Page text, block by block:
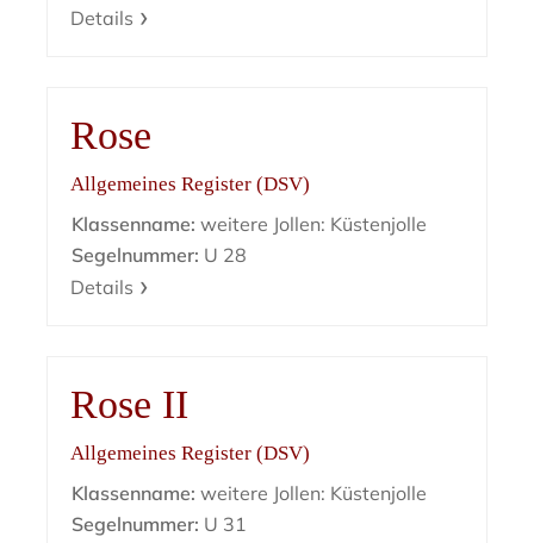
Details
Rose
Allgemeines Register (DSV)
Klassenname: weitere Jollen: Küstenjolle
Segelnummer: U 28
Details
Rose II
Allgemeines Register (DSV)
Klassenname: weitere Jollen: Küstenjolle
Segelnummer: U 31